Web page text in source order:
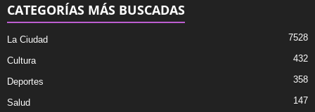
CATEGORÍAS MÁS BUSCADAS
La Ciudad 7528
Cultura 432
Deportes 358
Salud 147